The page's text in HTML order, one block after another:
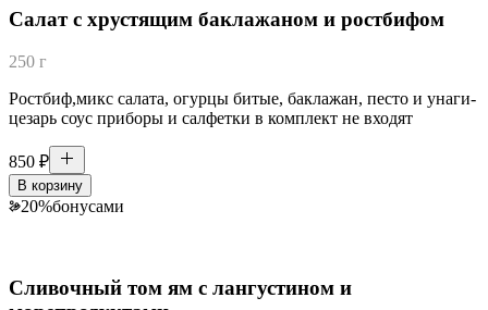
Салат с хрустящим баклажаном и ростбифом
250 г
Ростбиф,микс салата, огурцы битые, баклажан, песто и унаги-
цезарь соус приборы и салфетки в комплект не входят
850 ₽
В корзину
20%бонусами
Сливочный том ям с лангустином и